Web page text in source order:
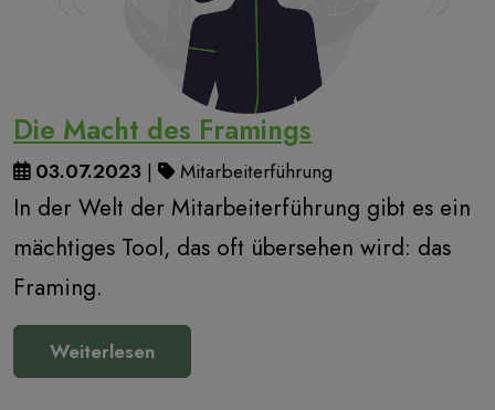
Die Macht des Framings
03.07.2023 | Mitarbeiterführung
In der Welt der Mitarbeiterführung gibt es ein
mächtiges Tool, das oft übersehen wird: das
Framing.
Weiterlesen